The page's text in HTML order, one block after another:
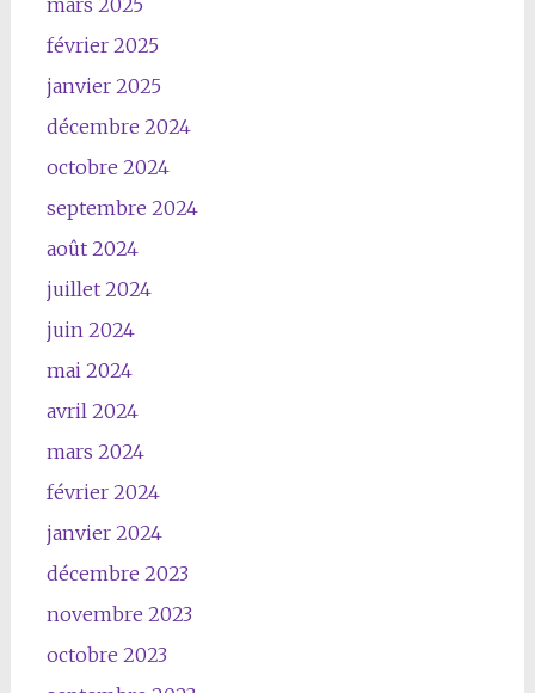
février 2025
janvier 2025
décembre 2024
octobre 2024
septembre 2024
août 2024
juillet 2024
juin 2024
mai 2024
avril 2024
mars 2024
février 2024
janvier 2024
décembre 2023
novembre 2023
octobre 2023